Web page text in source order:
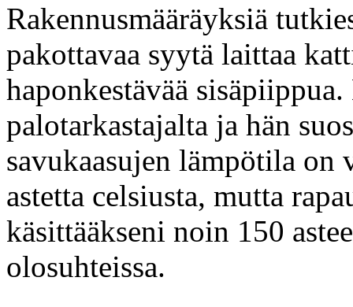
Rakennusmääräyksiä
pakottavaa syytä laittaa
haponkestävää
palotarkastajalta ja hän
savukaasujen lämpötila on
astetta celsiusta, mutta
käsittääkseni noin 150
olosuhteissa.